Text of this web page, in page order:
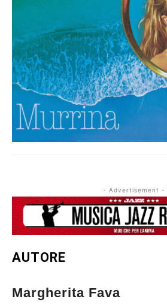
- Advertisement -
AUTORE
Margherita Fava